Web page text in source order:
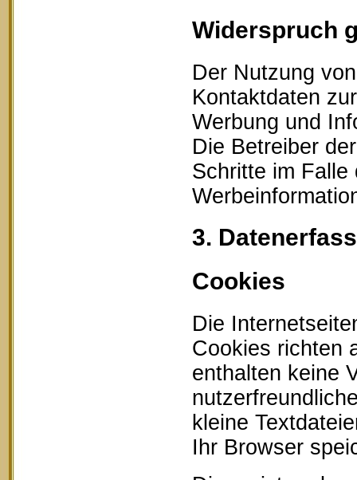
Widerspruch
Der Nutzung
Kontaktdaten
Werbung und
Die Betreiber
Schritte im Falle
3.
Cookies
Die
Cookies richten
enthalten keine
kleine
Ihr Browser